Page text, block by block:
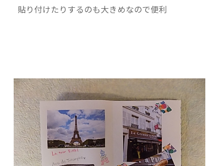
貼り付けたりするのも大きめなので便利